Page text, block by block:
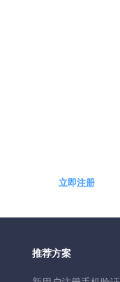
立即注册
推荐方案